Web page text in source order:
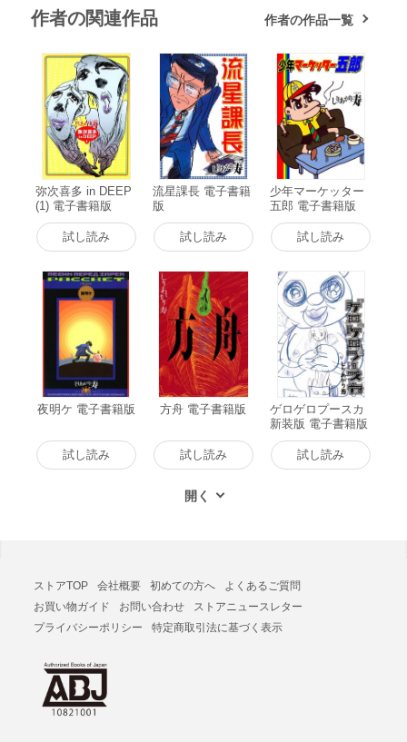
作者の関連作品 作者の作品一覧
弥次喜多 in DEEP
(1) 電子書籍版
試し読み
流星課長 電子書籍
版
試し読み
少年マーケッター
五郎 電子書籍版
試し読み
夜明ケ 電子書籍版
試し読み
方舟 電子書籍版
試し読み
ゲロゲロプースカ
新装版 電子書籍版
試し読み
ストアTOP 会社概要 初めての方へ
よくあるご質問
お買い物ガイド
お問い合わせ
ストアニュースレター
プライバシーポリシー
特定商取引法に基づく表示